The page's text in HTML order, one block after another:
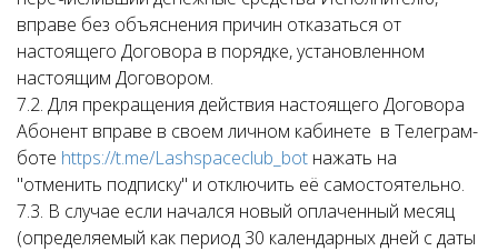
вправе без объяснения причин отказаться от
настоящего Договора в порядке, установленном
настоящим Договором.
7.2. Для прекращения действия настоящего Договора
Абонент вправе в своем личном кабинете в Телеграм-
боте https://t.me/Lashspaceclub_bot нажать на
"отменить подписку" и отключить её самостоятельно.
7.3. В случае если начался новый оплаченный месяц
(определяемый как период 30 календарных дней с даты